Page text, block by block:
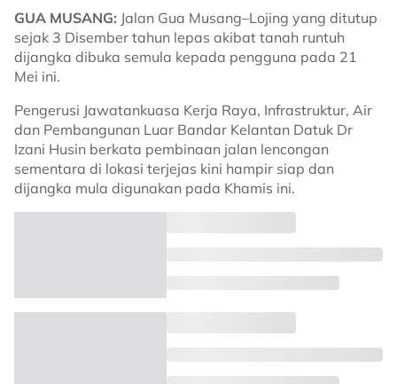
GUA MUSANG: Jalan Gua Musang–Lojing yang ditutup
sejak 3 Disember tahun lepas akibat tanah runtuh
dijangka dibuka semula kepada pengguna pada 21
Mei ini.
Pengerusi Jawatankuasa Kerja Raya, Infrastruktur, Air
dan Pembangunan Luar Bandar Kelantan Datuk Dr
Izani Husin berkata pembinaan jalan lencongan
sementara di lokasi terjejas kini hampir siap dan
dijangka mula digunakan pada Khamis ini.